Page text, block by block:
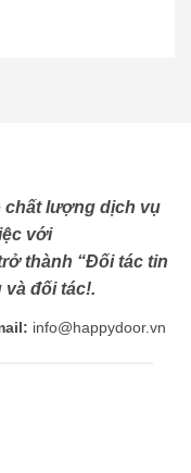
chất lượng dịch vụ
với
thành “Đối tác tin
và đối tác!.
: info@happydoor.vn